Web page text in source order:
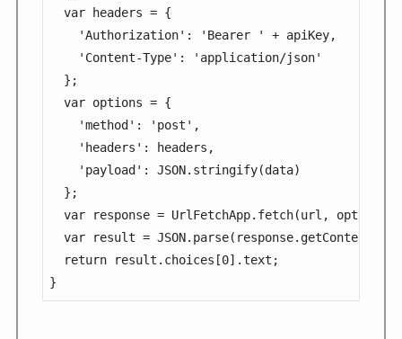
  var headers = {
    'Authorization': 'Bearer ' + apiKey,
    'Content-Type': 'application/json'
  };
  var options = {
    'method': 'post',
    'headers': headers,
    'payload': JSON.stringify(data)
  };
  var response = UrlFetchApp.fetch(url, options);
var result =
  return result.choices[0].text;
}